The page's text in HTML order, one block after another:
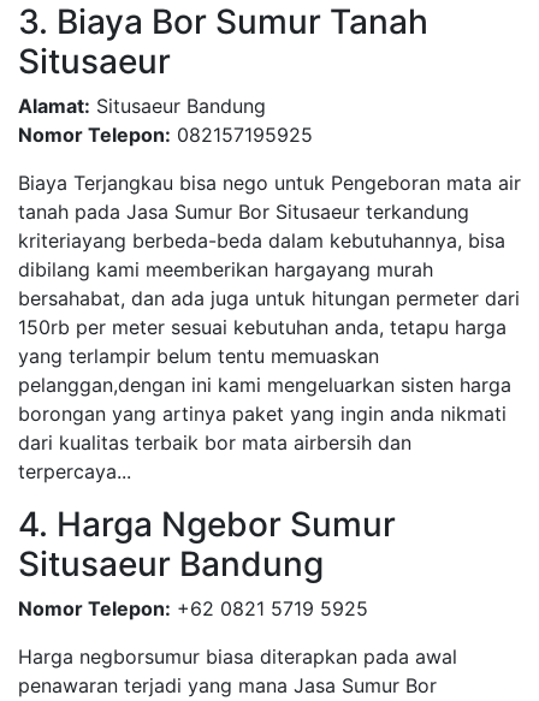
3. Biaya Bor Sumur Tanah
Situsaeur
Alamat: Situsaeur Bandung
Nomor Telepon: 082157195925
Biaya Terjangkau bisa nego untuk Pengeboran mata air
tanah pada Jasa Sumur Bor Situsaeur terkandung
kriteriayang berbeda-beda dalam kebutuhannya, bisa
dibilang kami meemberikan hargayang murah
bersahabat, dan ada juga untuk hitungan permeter dari
150rb per meter sesuai kebutuhan anda, tetapu harga
yang terlampir belum tentu memuaskan
pelanggan,dengan ini kami mengeluarkan sisten harga
borongan yang artinya paket yang ingin anda nikmati
dari kualitas terbaik bor mata airbersih dan
terpercaya...
4. Harga Ngebor Sumur
Situsaeur Bandung
Nomor Telepon: +62 0821 5719 5925
Harga negborsumur biasa diterapkan pada awal
penawaran terjadi yang mana Jasa Sumur Bor